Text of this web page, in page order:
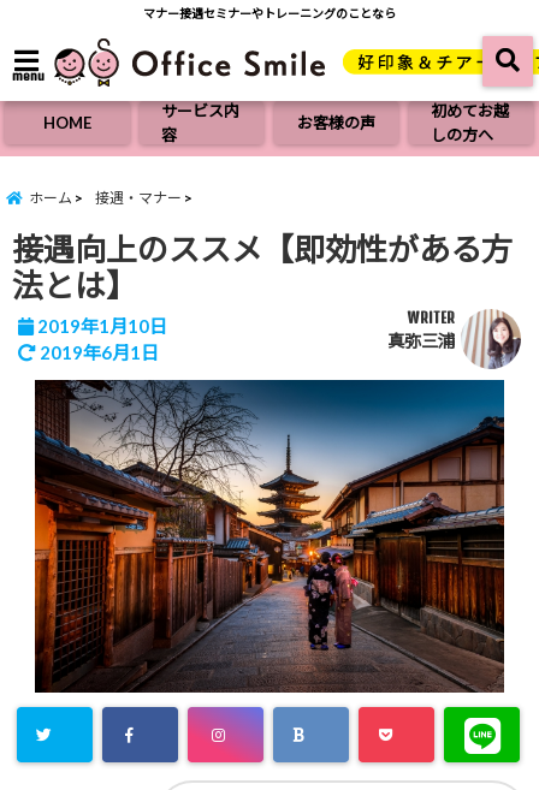
マナー接遇セミナーやトレーニングのことなら
menu
HOME
サービス内
容
お客様の声
初めてお越
しの方へ
ホーム 接遇・マナー
接遇向上のススメ【即効性がある方
法とは】
2019年1月10日
2019年6月1日
WRITER
真弥三浦